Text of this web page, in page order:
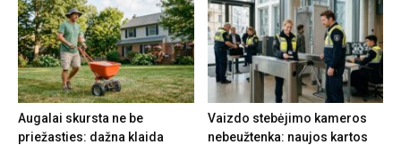
Augalai skursta ne be
priežasties: dažna klaida
Vaizdo stebėjimo kameros
nebeužtenka: naujos kartos